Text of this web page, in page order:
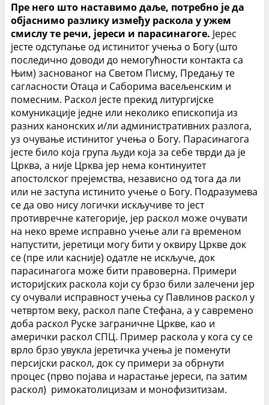
Пре него што наставимо даље, потребно је да
објаснимо разлику између раскола у ужем
смислу те речи, јереси и парасинагоге. Јерес
јесте одступање од истинитог учења о Богу (што
последично доводи до немогућности контакта са
Њим) заснованог на Светом Писму, Предању те
сагласности Отаца и Саборима васељенским и
помесним. Раскол јесте прекид литургијске
комуникације једне или неколико епископија из
разних канонских и/ли административних разлога,
уз очување истинитог учења о Богу. Парасинагога
јесте било која група људи која за себе тврди да је
Црква, а није Црква јер нема континуитет
апостолског прејемства, независно од тога да ли
или не заступа истинито учење о Богу. Подразумева
се да ово нису логички искључиве то јест
противречне категорије, јер раскол може очувати
на неко време исправно учење али га временом
напустити, јеретици могу бити у оквиру Цркве док
се (пре или касније) одатле не искључе, док
парасинагога може бити правоверна. Примери
историјских раскола који су брзо били залечени јер
су очували исправност учења су Павлинов раскол у
четвртом веку, раскол папе Стефана, а у савремено
доба раскол Руске заграничне Цркве, као и
амерички раскол СПЦ. Пример раскола у кога су се
врло брзо увукла јеретичка учења је поменути
персијски раскол, док су примери за обрнути
процес (прво појава и нарастање јереси, па затим
раскол) римокатолицизам и монофизитизам.